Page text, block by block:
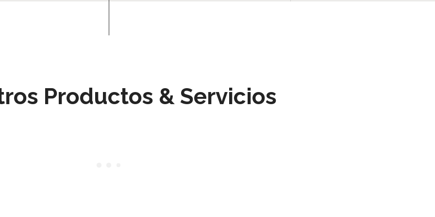
Productos & Servicios